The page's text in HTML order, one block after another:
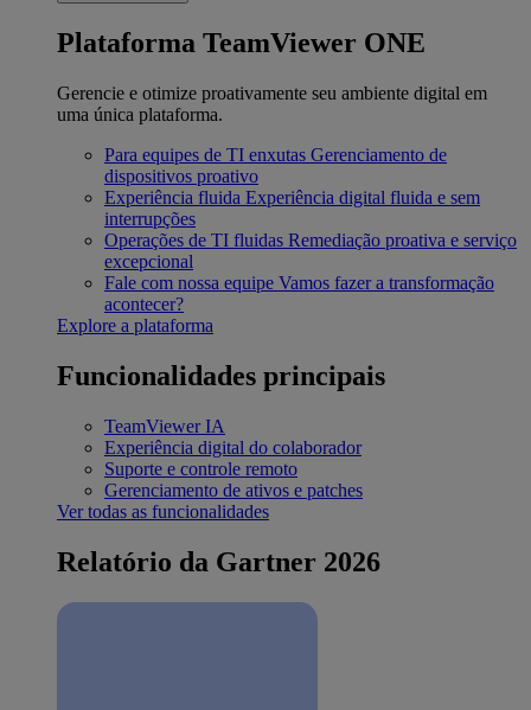
Plataforma TeamViewer ONE
Gerencie e otimize proativamente seu ambiente digital em
uma única plataforma.
Para equipes de TI enxutas Gerenciamento de
dispositivos proativo
Experiência fluida Experiência digital fluida e sem
interrupções
Operações de TI fluidas Remediação proativa e serviço
excepcional
Fale com nossa equipe Vamos fazer a transformação
acontecer?
Explore a plataforma
Funcionalidades principais
TeamViewer IA
Experiência digital do colaborador
Suporte e controle remoto
Gerenciamento de ativos e patches
Ver todas as funcionalidades
Relatório da Gartner 2026